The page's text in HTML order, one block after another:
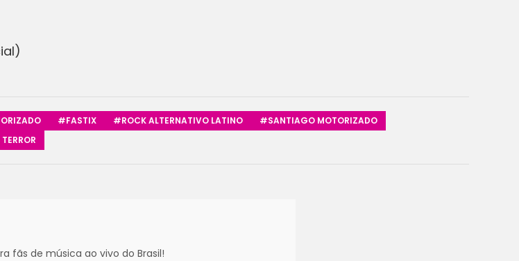
#FASTIX #ROCK ALTERNATIVO LATINO
#SANTIAGO MOTORIZADO
fãs de música ao vivo do Brasil!